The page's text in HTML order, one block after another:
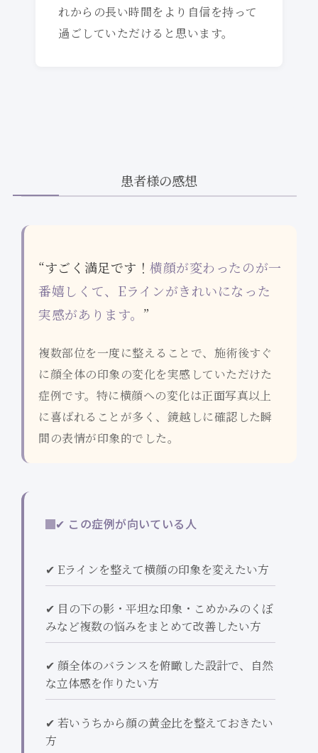
れからの長い時間をより自信を持って
過ごしていただけると思います。
患者様の感想
“すごく満足です！横顔が変わったのが一
番嬉しくて、Eラインがきれいになった
実感があります。 ”
複数部位を一度に整えることで、施術後すぐ
に顔全体の印象の変化を実感していただけた
症例です。特に横顔への変化は正面写真以上
に喜ばれることが多く、鏡越しに確認した瞬
間の表情が印象的でした。
✔ この症例が向いている人
✔ Eラインを整えて横顔の印象を変えたい方
✔ 目の下の影・平坦な印象・こめかみのくぼ
みなど複数の悩みをまとめて改善したい方
✔ 顔全体のバランスを俯瞰した設計で、自然
な立体感を作りたい方
✔ 若いうちから顔の黄金比を整えておきたい
方